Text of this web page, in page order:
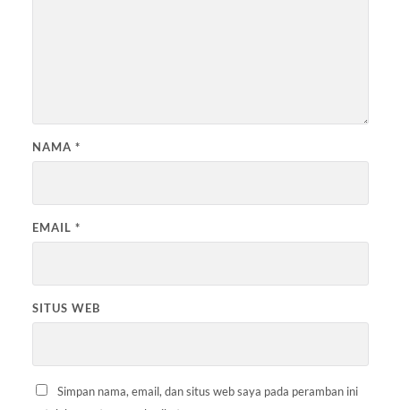
NAMA *
EMAIL *
SITUS WEB
Simpan nama, email, dan situs web saya pada peramban ini